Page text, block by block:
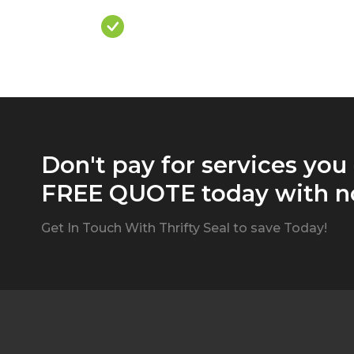
Don't pay for services
FREE QUOTE today with
Get In Touch With Thrifty Seal to save Today!